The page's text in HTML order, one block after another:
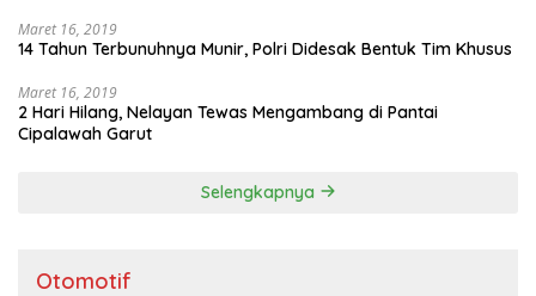
Maret 16, 2019
14 Tahun Terbunuhnya Munir, Polri Didesak Bentuk Tim Khusus
Maret 16, 2019
2 Hari Hilang, Nelayan Tewas Mengambang di Pantai
Cipalawah Garut
Selengkapnya
Otomotif